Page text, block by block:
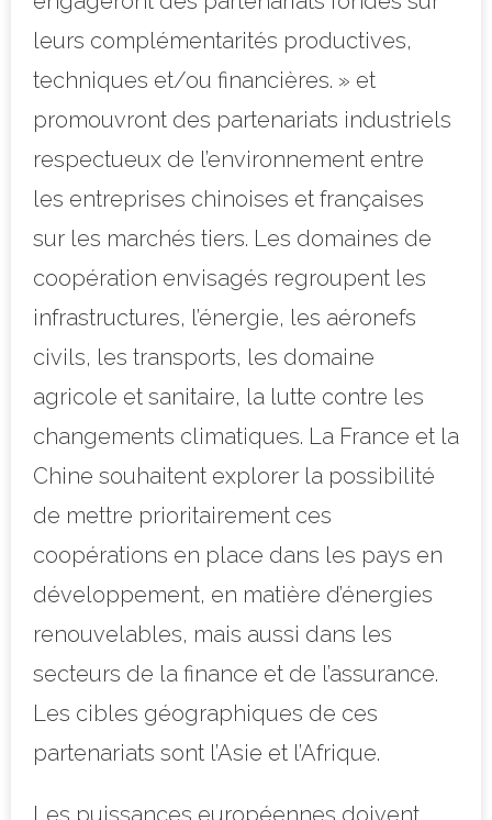
leurs complémentarités productives,
techniques et/ou financières. » et
promouvront des partenariats industriels
respectueux de l’environnement entre
les entreprises chinoises et françaises
sur les marchés tiers. Les domaines de
coopération envisagés regroupent les
infrastructures, l’énergie, les aéronefs
civils, les transports, les domaine
agricole et sanitaire, la lutte contre les
changements climatiques. La France et la
Chine souhaitent explorer la possibilité
de mettre prioritairement ces
coopérations en place dans les pays en
développement, en matière d’énergies
renouvelables, mais aussi dans les
secteurs de la finance et de l’assurance.
Les cibles géographiques de ces
partenariats sont l’Asie et l’Afrique.
Les puissances européennes doivent